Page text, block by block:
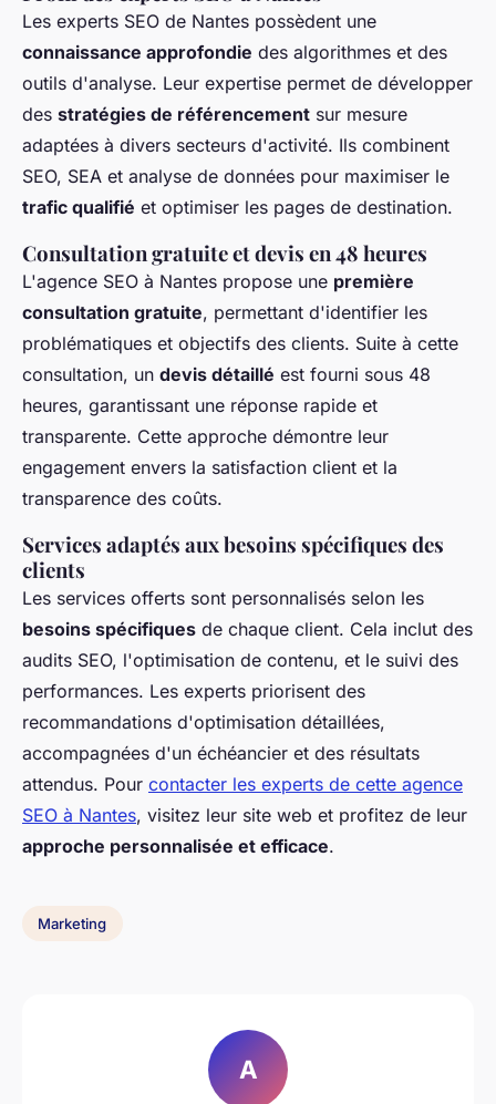
Les experts SEO de Nantes possèdent une
connaissance approfondie des algorithmes et des
outils d'analyse. Leur expertise permet de développer
des stratégies de référencement sur mesure
adaptées à divers secteurs d'activité. Ils combinent
SEO, SEA et analyse de données pour maximiser le
trafic qualifié et optimiser les pages de destination.
Consultation gratuite et devis en 48 heures
L'agence SEO à Nantes propose une première
consultation gratuite, permettant d'identifier les
problématiques et objectifs des clients. Suite à cette
consultation, un devis détaillé est fourni sous 48
heures, garantissant une réponse rapide et
transparente. Cette approche démontre leur
engagement envers la satisfaction client et la
transparence des coûts.
Services adaptés aux besoins spécifiques des
clients
Les services offerts sont personnalisés selon les
besoins spécifiques de chaque client. Cela inclut des
audits SEO, l'optimisation de contenu, et le suivi des
performances. Les experts priorisent des
recommandations d'optimisation détaillées,
accompagnées d'un échéancier et des résultats
attendus. Pour contacter les experts de cette agence
SEO à Nantes, visitez leur site web et profitez de leur
approche personnalisée et efficace.
Marketing
A